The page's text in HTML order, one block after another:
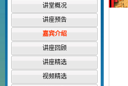
讲堂概况
讲座预告
嘉宾介绍
讲座回顾
讲座精选
视频精选